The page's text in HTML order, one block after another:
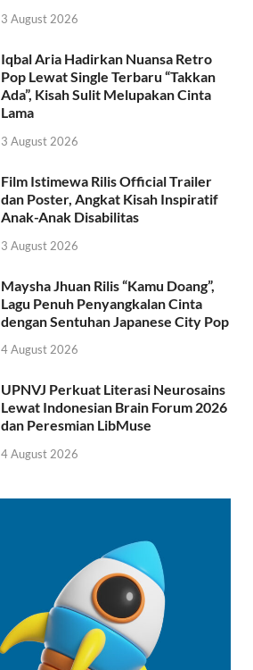
3 August 2026
Iqbal Aria Hadirkan Nuansa Retro
Pop Lewat Single Terbaru “Takkan
Ada”, Kisah Sulit Melupakan Cinta
Lama
3 August 2026
Film Istimewa Rilis Official Trailer
dan Poster, Angkat Kisah Inspiratif
Anak-Anak Disabilitas
3 August 2026
Maysha Jhuan Rilis “Kamu Doang”,
Lagu Penuh Penyangkalan Cinta
dengan Sentuhan Japanese City Pop
4 August 2026
UPNVJ Perkuat Literasi Neurosains
Lewat Indonesian Brain Forum 2026
dan Peresmian LibMuse
4 August 2026